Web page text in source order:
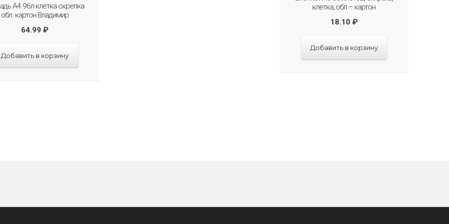
А4 96л клетка скрепка
обл. картон Владимир
64.99₽
Добавить в корзину
клетка, обл – картон
18.10 ₽
Добавить в корзину